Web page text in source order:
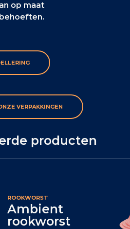
op maat
VERPAKKINGEN
producten
ROOKWORST
Ambient
rookworst